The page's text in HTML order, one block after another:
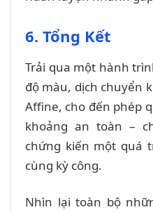
6. Tổng Kết
Trải qua một hành
độ màu, dịch chuyển
Affine, cho đến phép
khoảng an toàn –
chứng kiến một quá
cùng kỳ công.
Nhìn lại toàn bộ